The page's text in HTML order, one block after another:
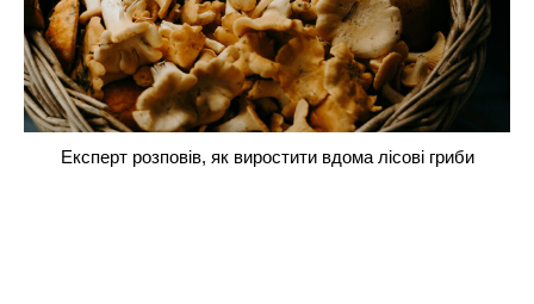
Експерт розповів, як виростити вдома лісові гриби